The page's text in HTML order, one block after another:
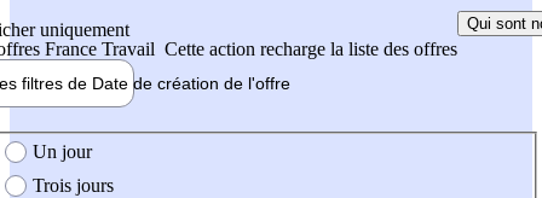
uniquement
France Travail Cette action recharge la liste des offres
Qui sont
filtres de Date de création de l'offre
création de l'offre
Un jour
Trois jours